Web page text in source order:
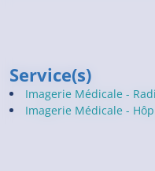
Service(s)
Imagerie Médicale -
Imagerie Médicale -